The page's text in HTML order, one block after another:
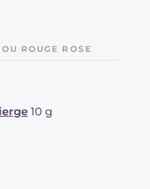
ROUGE ROSE
10 g